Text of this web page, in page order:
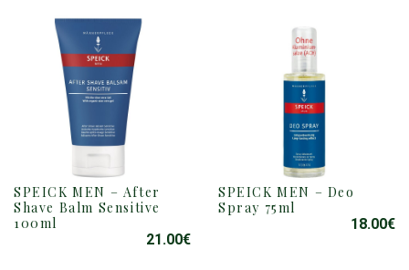
SPEICK MEN – After
Shave Balm Sensitive
100ml
21.00€
SPEICK MEN – Deo
Spray 75ml
18.00€